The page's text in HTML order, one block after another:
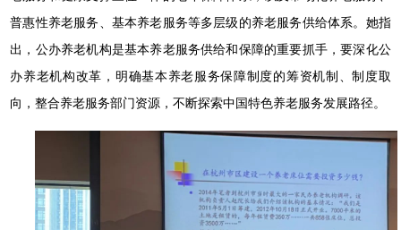
普惠性养老服务、基本养老服务等多层级的养老服务供给体系。她指
出，公办养老机构是基本养老服务供给和保障的重要抓手，要深化公
办养老机构改革，明确基本养老服务保障制度的筹资机制、制度取
向，整合养老服务部门资源，不断探索中国特色养老服务发展路径。